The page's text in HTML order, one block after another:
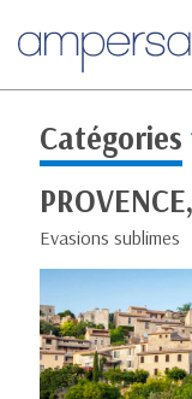
Catégories
Evasions sublimes